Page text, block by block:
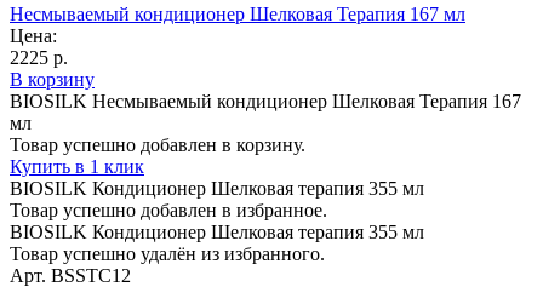
Несмываемый кондиционер Шелковая Терапия 167 мл
Цена:
2225 р.
В корзину
BIOSILK Несмываемый кондиционер Шелковая Терапия 167
мл
Товар успешно добавлен в корзину.
Купить в 1 клик
BIOSILK Кондиционер Шелковая терапия 355 мл
Товар успешно добавлен в избранное.
BIOSILK Кондиционер Шелковая терапия 355 мл
Товар успешно удалён из избранного.
Арт. BSSTC12